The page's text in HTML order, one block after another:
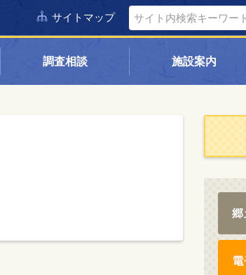
サイトマップ
調査相談 施設案内